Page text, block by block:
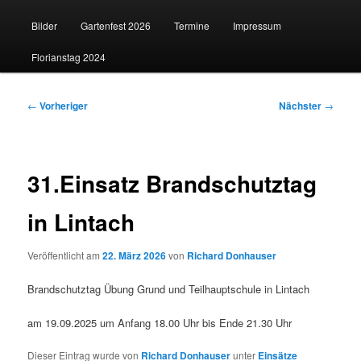
Bilder Gartenfest 2026 Termine Impressum
Florianstag 2024
Beitragsnavigation
← Vorheriger Nächster →
31.Einsatz Brandschutztag
in Lintach
Veröffentlicht am22. März 2026von Richard Donhauser
Brandschutztag Übung Grund und Teilhauptschule in Lintach
am 19.09.2025 um Anfang 18.00 Uhr bis Ende 21.30 Uhr
Dieser Eintrag wurde von Richard Donhauserunter Einsätze